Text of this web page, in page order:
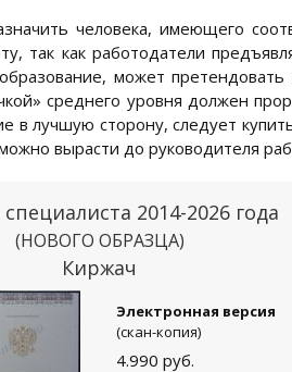
человека, имеющего
так как работодатели
может
среднего уровня должен
в лучшую сторону, следует
вырасти до руководителя
2014-2026 года
(НОВОГО ОБРАЗЦА)
Киржач
Электронная версия
(скан-копия)
4.990 руб.